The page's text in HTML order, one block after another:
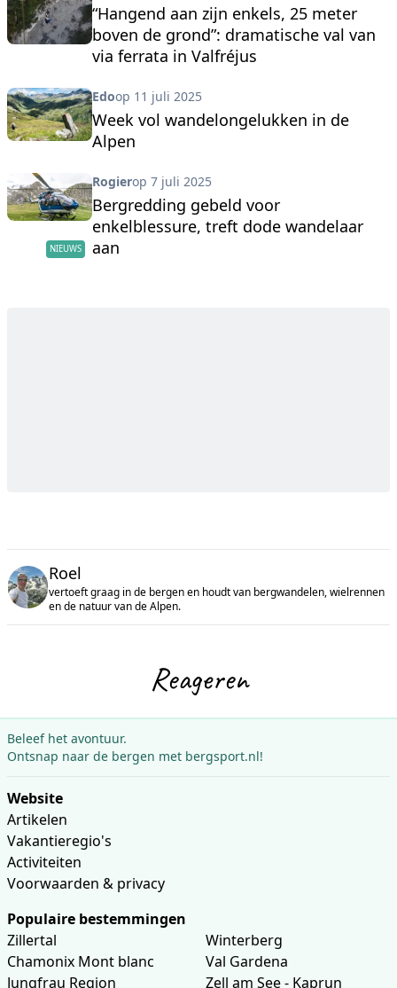
“Hangend aan zijn enkels, 25 meter
boven de grond”: dramatische val van
via ferrata in Valfréjus
Edoop 11 juli 2025
Week vol wandelongelukken in de
Alpen
NIEUWS
Rogierop 7 juli 2025
Bergredding gebeld voor
enkelblessure, treft dode wandelaar
aan
Roel
vertoeft graag in de bergen en houdt van bergwandelen, wielrennen
en de natuur van de Alpen.
Reageren
Beleef het avontuur.
Ontsnap naar de bergen met bergsport.nl!
Website
Artikelen
Vakantieregio's
Activiteiten
Voorwaarden & privacy
Populaire bestemmingen
Zillertal
Chamonix Mont blanc
Jungfrau Region
Winterberg
Val Gardena
Zell am See - Kaprun